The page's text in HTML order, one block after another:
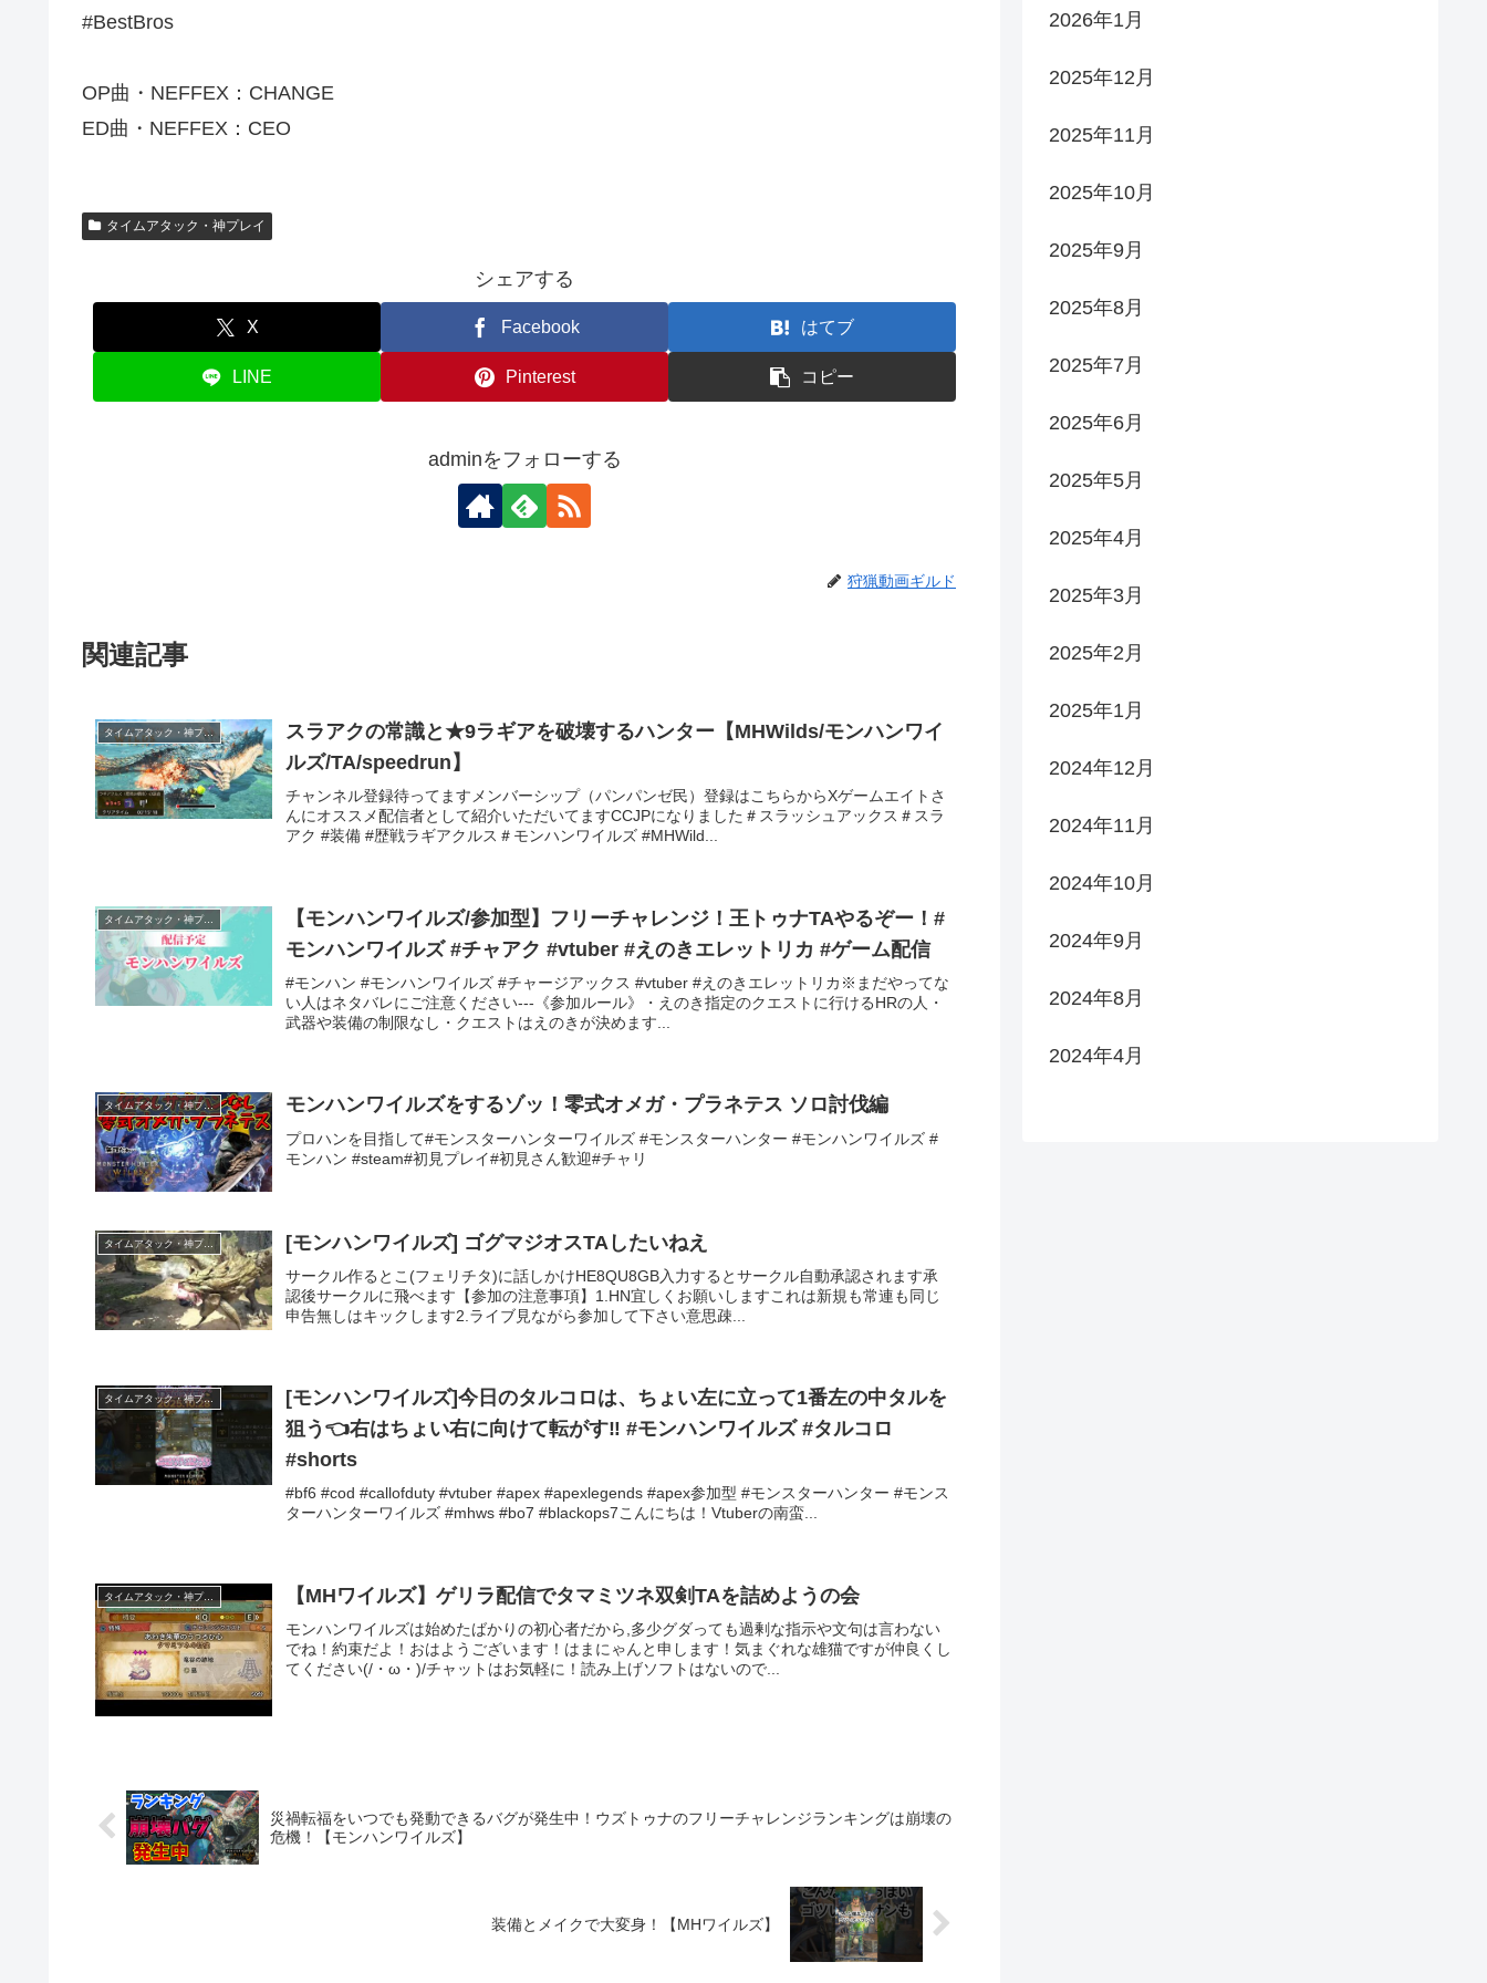
#BestBros
OP曲・NEFFEX：CHANGE
ED曲・NEFFEX：CEO
タイムアタック・神プレイ
シェアする
X Facebook はてブ
LINE Pinterest コピー
adminをフォローする
狩猟動画ギルド
関連記事
タイムアタック・神プレイ
スラアクの常識と★9ラギアを破壊するハンター【MHWilds/モンハンワイ
ルズ/TA/speedrun】
チャンネル登録待ってますメンバーシップ（パンパンゼ民）登録はこちらからXゲームエイトさ
んにオススメ配信者として紹介いただいてますCCJPになりました＃スラッシュアックス＃スラ
アク #装備 #歴戦ラギアクルス＃モンハンワイルズ #MHWild...
タイムアタック・神プレイ
【モンハンワイルズ/参加型】フリーチャレンジ！王トゥナTAやるぞー！#
モンハンワイルズ #チャアク #vtuber #えのきエレットリカ #ゲーム配信
#モンハン #モンハンワイルズ #チャージアックス #vtuber #えのきエレットリカ※まだやってな
い人はネタバレにご注意ください---《参加ルール》・えのき指定のクエストに行けるHRの人・
武器や装備の制限なし・クエストはえのきが決めます...
タイムアタック・神プレイ モンハンワイルズをするゾッ！零式オメガ・プラネテス ソロ討伐編
プロハンを目指して#モンスターハンターワイルズ #モンスターハンター #モンハンワイルズ #
モンハン #steam#初見プレイ#初見さん歓迎#チャリ
タイムアタック・神プレイ [モンハンワイルズ] ゴグマジオスTAしたいねえ
サークル作るとこ(フェリチタ)に話しかけHE8QU8GB入力するとサークル自動承認されます承
認後サークルに飛べます【参加の注意事項】1.HN宜しくお願いしますこれは新規も常連も同じ
申告無しはキックします2.ライブ見ながら参加して下さい意思疎...
タイムアタック・神プレイ
[モンハンワイルズ]今日のタルコロは、ちょい左に立って1番左の中タルを
狙う👈右はちょい右に向けて転がす‼️ #モンハンワイルズ #タルコロ
#shorts
#bf6 #cod #callofduty #vtuber #apex #apexlegends #apex参加型 #モンスターハンター #モンス
ターハンターワイルズ #mhws #bo7 #blackops7こんにちは！Vtuberの南蛮...
タイムアタック・神プレイ 【MHワイルズ】ゲリラ配信でタマミツネ双剣TAを詰めようの会
モンハンワイルズは始めたばかりの初心者だから,多少グダっても過剰な指示や文句は言わない
でね！約束だよ！おはようございます！はまにゃんと申します！気まぐれな雄猫ですが仲良くし
てください(/・ω・)/チャットはお気軽に！読み上げソフトはないので...
災禍転福をいつでも発動できるバグが発生中！ウズトゥナのフリーチャレンジランキングは崩壊の
危機！【モンハンワイルズ】
装備とメイクで大変身！【MHワイルズ】
2026年1月
2025年12月
2025年11月
2025年10月
2025年9月
2025年8月
2025年7月
2025年6月
2025年5月
2025年4月
2025年3月
2025年2月
2025年1月
2024年12月
2024年11月
2024年10月
2024年9月
2024年8月
2024年4月